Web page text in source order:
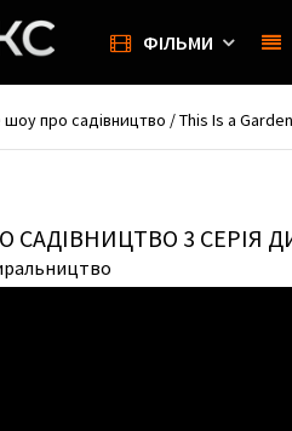
ФІЛЬМИ
про садівництво / This Is a
САДІВНИЦТВО 3 СЕРІЯ